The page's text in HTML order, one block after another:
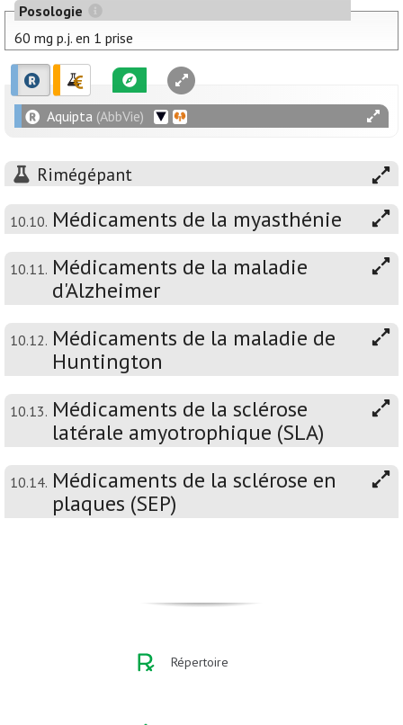
Posologie
60 mg p.j. en 1 prise
Aquipta (AbbVie)
Rimégépant
10.10. Médicaments de la myasthénie
10.11. Médicaments de la maladie
d'Alzheimer
10.12. Médicaments de la maladie de
Huntington
10.13. Médicaments de la sclérose
latérale amyotrophique (SLA)
10.14. Médicaments de la sclérose en
plaques (SEP)
Répertoire